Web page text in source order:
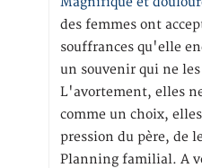
des femmes ont
souffrances qu'elle
un souvenir qui ne
L'avortement, elles
comme un choix,
pression du père, de
Planning familial. A